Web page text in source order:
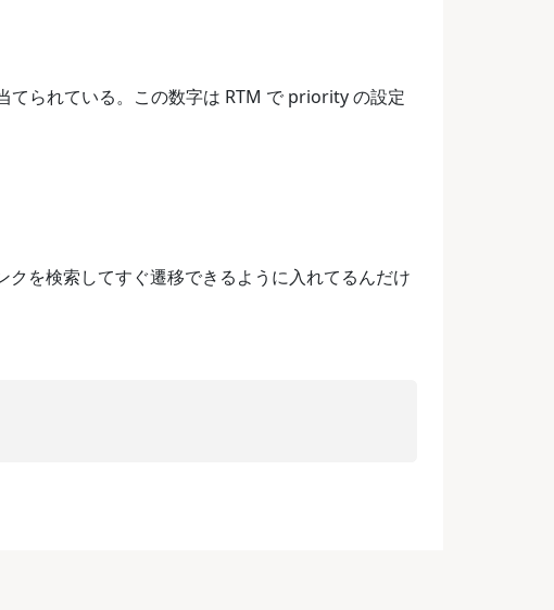
てられている。この数字は RTM で priority の設定
を検索してすぐ遷移できるように入れてるんだけ